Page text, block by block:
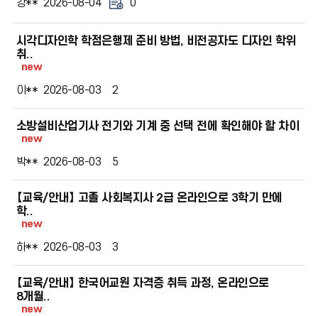
시각디자인학 학점은행제 준비 방법, 비전공자도 디자인 학위
취..
new
이** 2026-08-03 2
소방설비산업기사 전기와 기계 중 선택 전에 확인해야 할 차이
new
박** 2026-08-03 5
【교육/안내】 고졸 사회복지사 2급 온라인으로 3학기 만에
학..
new
하** 2026-08-03 3
【교육/안내】 한국어교원 자격증 취득 과정, 온라인으로
8개월..
new